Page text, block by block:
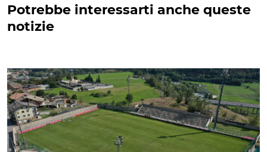
Potrebbe interessarti anche queste
notizie